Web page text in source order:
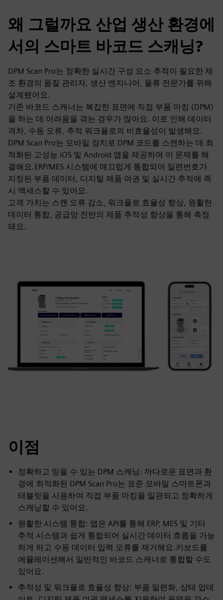
왜 그럴까요 산업 생산 환경에
서의 스마트 바코드 스캐닝?
DPM Scan Pro는 정확한 실시간 구성 요소 추적이 필요한 제
조 환경의 품질 관리자, 생산 엔지니어, 물류 전문가를 위해
설계됐어요.
기존 바코드 스캐너는 복잡한 표면에 직접 부품 마킹 (DPM)
을 하는 데 어려움을 겪는 경우가 많아요. 이로 인해 데이터
격차, 수동 오류, 추적 워크플로의 비효율성이 발생해요.
DPM Scan Pro는 모바일 장치로 DPM 코드를 스캔하는 데 최
적화된 고성능 iOS 및 Android 앱을 제공하여 이 문제를 해
결해요.ERP/MES 시스템에 매끄럽게 통합되어 일련번호가
지정된 부품 데이터, 디지털 제품 여권 및 실시간 추적에 즉
시 액세스할 수 있어요.
고객 가치는 스캔 오류 감소, 워크플로 효율성 향상, 원활한
데이터 통합, 공급망 전반의 제품 추적성 향상을 통해 측정
돼요.
이점
정확하고 믿을 수 있는 DPM 스캐닝: 까다로운 표면과 환
경에 최적화된 DPM Scan Pro는 표준 모바일 스마트폰과
태블릿을 사용하여 직접 부품 마킹을 일관되고 정확하게
스캐닝할 수 있어요.
원활한 시스템 통합: 앱은 API를 통해 ERP, MES 및 기타
추적 시스템과 쉽게 통합되어 실시간 데이터 흐름을 가능
하게 하고 수동 데이터 입력 오류를 제거해요.키보드를
에뮬레이션해서 일반적인 바코드 스캐너로 통합할 수도
있어요.
추적성 및 워크플로 효율성 향상: 부품 일련화, 상태 업데